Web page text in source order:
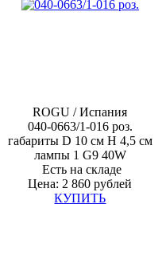
ROGU / Испания
040-0663/1-016 роз.
габариты D 10 см H 4,5 см
лампы 1 G9 40W
Есть на складе
Цена: 2 860 рублей
КУПИТЬ